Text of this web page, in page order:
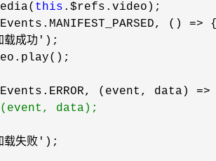
this .$refs.video);
() => {
载成功' );
(event, data) =>
data);
加载失败'
);